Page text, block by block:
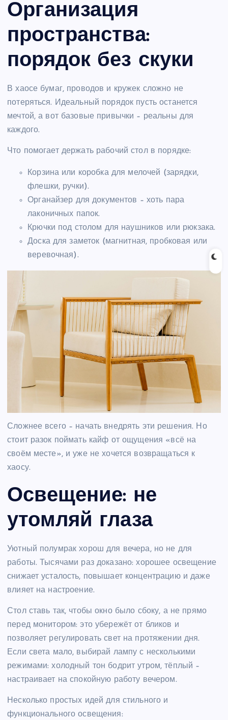
Организация
пространства:
порядок без скуки
В хаосе бумаг, проводов и кружек сложно не
потеряться. Идеальный порядок пусть останется
мечтой, а вот базовые привычки – реальны для
каждого.
Что помогает держать рабочий стол в порядке:
Корзина или коробка для мелочей (зарядки,
флешки, ручки).
Органайзер для документов – хоть пара
лаконичных папок.
Крючки под столом для наушников или рюкзака.
Доска для заметок (магнитная, пробковая или
веревочная).
Сложнее всего – начать внедрять эти решения. Но
стоит разок поймать кайф от ощущения «всё на
своём месте», и уже не хочется возвращаться к
хаосу.
Освещение: не
утомляй глаза
Уютный полумрак хорош для вечера, но не для
работы. Тысячами раз доказано: хорошее освещение
снижает усталость, повышает концентрацию и даже
влияет на настроение.
Стол ставь так, чтобы окно было сбоку, а не прямо
перед монитором: это убережёт от бликов и
позволяет регулировать свет на протяжении дня.
Если света мало, выбирай лампу с несколькими
режимами: холодный тон бодрит утром, тёплый –
настраивает на спокойную работу вечером.
Несколько простых идей для стильного и
функционального освещения: